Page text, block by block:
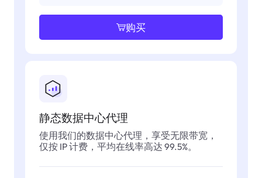
购买
静态数据中心代理
使用我们的数据中心代理，享受无限带宽，
仅按 IP 计费，平均在线率高达 99.5%。